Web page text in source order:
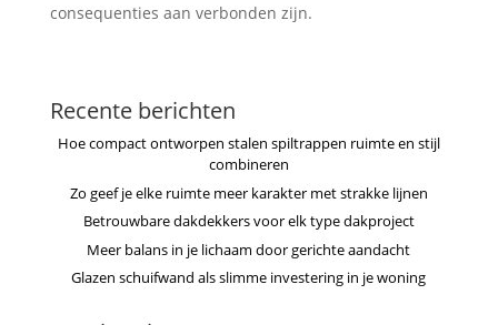
consequenties aan verbonden zijn.
Recente berichten
Hoe compact ontworpen stalen spiltrappen ruimte en stijl
combineren
Zo geef je elke ruimte meer karakter met strakke lijnen
Betrouwbare dakdekkers voor elk type dakproject
Meer balans in je lichaam door gerichte aandacht
Glazen schuifwand als slimme investering in je woning